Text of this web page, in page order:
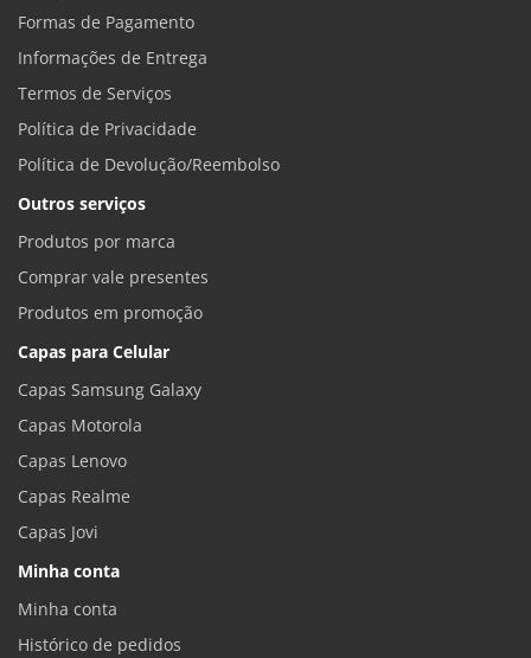
Formas de Pagamento
Informações de Entrega
Termos de Serviços
Política de Privacidade
Política de Devolução/Reembolso
Outros serviços
Produtos por marca
Comprar vale presentes
Produtos em promoção
Capas para Celular
Capas Samsung Galaxy
Capas Motorola
Capas Lenovo
Capas Realme
Capas Jovi
Minha conta
Minha conta
Histórico de pedidos